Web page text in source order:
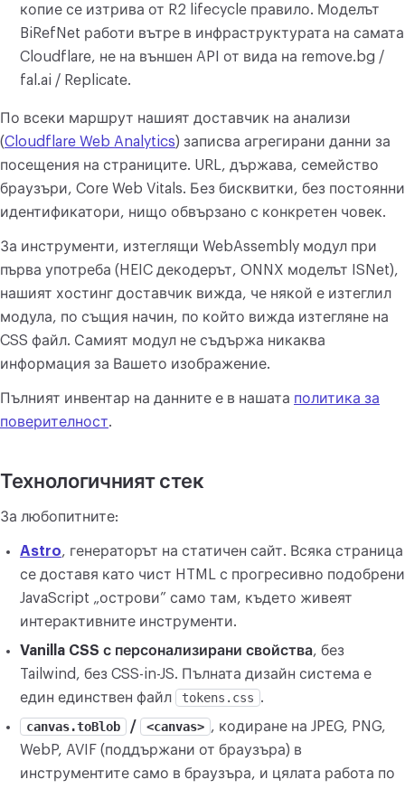
копие се изтрива от R2 lifecycle правило. Моделът
BiRefNet работи вътре в инфраструктурата на самата
Cloudflare, не на външен API от вида на remove.bg /
fal.ai / Replicate.
По всеки маршрут нашият доставчик на анализи
(Cloudflare Web Analytics) записва агрегирани данни за
посещения на страниците. URL, държава, семейство
браузъри, Core Web Vitals. Без бисквитки, без постоянни
идентификатори, нищо обвързано с конкретен човек.
За инструменти, изтеглящи WebAssembly модул при
първа употреба (HEIC декодерът, ONNX моделът ISNet),
нашият хостинг доставчик вижда, че някой е изтеглил
модула, по същия начин, по който вижда изтегляне на
CSS файл. Самият модул не съдържа никаква
информация за Вашето изображение.
Пълният инвентар на данните е в нашата политика за
поверителност.
Технологичният стек
За любопитните:
Astro, генераторът на статичен сайт. Всяка страница
се доставя като чист HTML с прогресивно подобрени
JavaScript „острови” само там, където живеят
интерактивните инструменти.
Vanilla CSS с персонализирани свойства, без
Tailwind, без CSS-in-JS. Пълната дизайн система е
един единствен файл
tokens.css .
canvas.toBlob
/ <canvas> , кодиране на JPEG, PNG,
WebP, AVIF (поддържани от браузъра) в
инструментите само в браузъра, и цялата работа по